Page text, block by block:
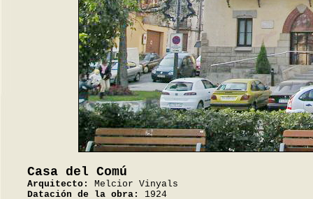
Casa del Comú
Arquitecto:
Melcior Vinyals
Datación de la obra:
1924